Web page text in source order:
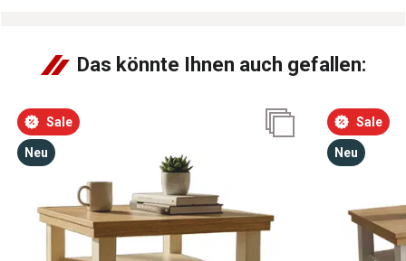
Das könnte Ihnen auch gefallen:
Sale
Neu
Sale
Neu